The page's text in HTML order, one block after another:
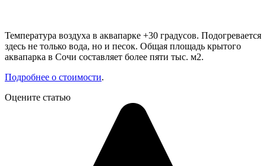
Температура воздуха в аквапарке +30 градусов. Подогревается
здесь не только вода, но и песок. Общая площадь крытого
аквапарка в Сочи составляет более пяти тыс. м2.
Подробнее о стоимости.
Оцените статью